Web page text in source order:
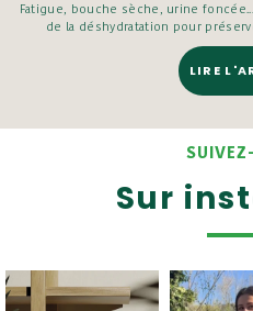
Fatigue, bouche sèche, urine
de la déshydratation pour
LIRE
Sur